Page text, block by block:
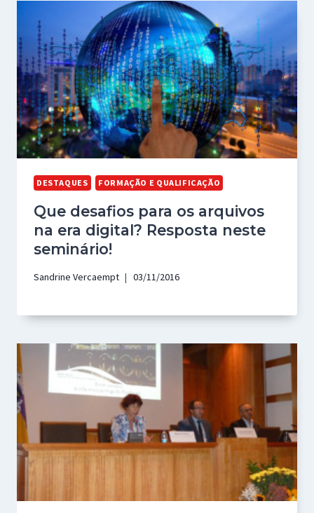
DESTAQUES FORMAÇÃO E QUALIFICAÇÃO
Que desafios para os arquivos
na era digital? Resposta neste
seminário!
Sandrine Vercaempt 03/11/2016